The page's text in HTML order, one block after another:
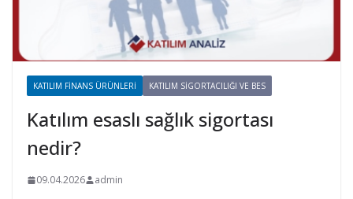
KATILIM FINANS ÜRÜNLERI KATILIM SIGORTACILIĞI VE BES
Katılım esaslı sağlık sigortası
nedir?
09.04.2026 admin